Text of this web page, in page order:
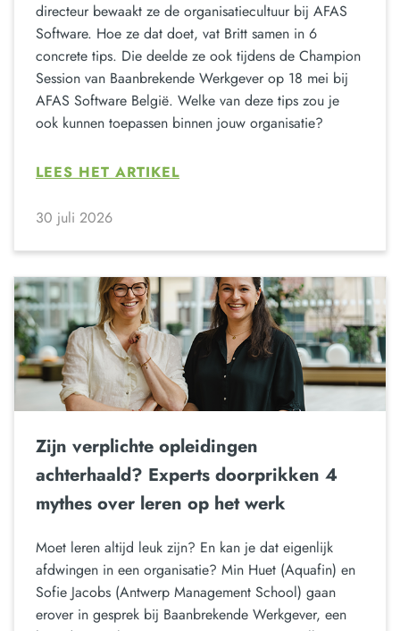
directeur bewaakt ze de organisatiecultuur bij AFAS
Software. Hoe ze dat doet, vat Britt samen in 6
concrete tips. Die deelde ze ook tijdens de Champion
Session van Baanbrekende Werkgever op 18 mei bij
AFAS Software België. Welke van deze tips zou je
ook kunnen toepassen binnen jouw organisatie?
LEES HET ARTIKEL
30 juli 2026
Zijn verplichte opleidingen
achterhaald? Experts doorprikken 4
mythes over leren op het werk
Moet leren altijd leuk zijn? En kan je dat eigenlijk
afdwingen in een organisatie? Min Huet (Aquafin) en
Sofie Jacobs (Antwerp Management School) gaan
erover in gesprek bij Baanbrekende Werkgever, een